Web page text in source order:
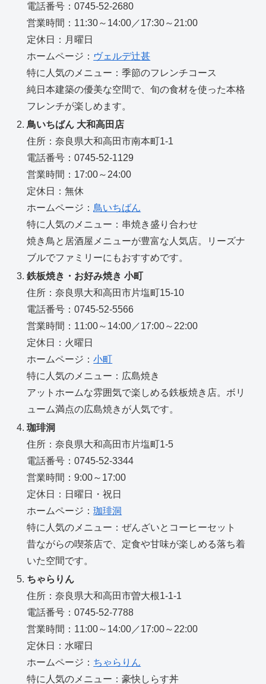
電話番号：0745-52-2680
営業時間：11:30～14:00／17:30～21:00
定休日：月曜日
ホームページ： ヴェルデ辻甚
特に人気のメニュー：季節のフレンチコース
純日本建築の優美な空間で、旬の食材を使った本格
フレンチが楽しめます。
鳥いちばん 大和高田店
住所：奈良県大和高田市南本町1-1
電話番号：0745-52-1129
営業時間：17:00～24:00
定休日：無休
ホームページ： 鳥いちばん
特に人気のメニュー：串焼き盛り合わせ
焼き鳥と居酒屋メニューが豊富な人気店。リーズナ
ブルでファミリーにもおすすめです。
鉄板焼き・お好み焼き 小町
住所：奈良県大和高田市片塩町15-10
電話番号：0745-52-5566
営業時間：11:00～14:00／17:00～22:00
定休日：火曜日
ホームページ：小町
特に人気のメニュー：広島焼き
アットホームな雰囲気で楽しめる鉄板焼き店。ボリ
ューム満点の広島焼きが人気です。
珈琲洞
住所：奈良県大和高田市片塩町1-5
電話番号：0745-52-3344
営業時間：9:00～17:00
定休日：日曜日・祝日
ホームページ：珈琲洞
特に人気のメニュー：ぜんざいとコーヒーセット
昔ながらの喫茶店で、定食や甘味が楽しめる落ち着
いた空間です。
ちゃらりん
住所：奈良県大和高田市曽大根1-1-1
電話番号：0745-52-7788
営業時間：11:00～14:00／17:00～22:00
定休日：水曜日
ホームページ： ちゃらりん
特に人気のメニュー：豪快しらす丼